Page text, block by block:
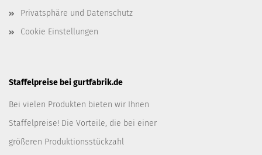
Privatsphäre und Datenschutz
Cookie Einstellungen
Staffelpreise bei gurtfabrik.de
Bei vielen Produkten bieten wir Ihnen
Staffelpreise! Die Vorteile, die bei einer
größeren Produktionsstückzahl